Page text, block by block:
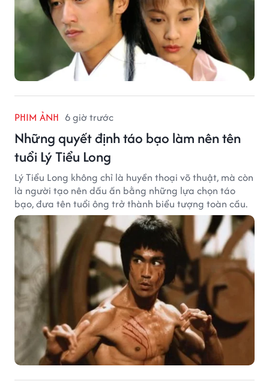
PHIM ẢNH 6 giờ trước
Những quyết định táo bạo làm nên tên
tuổi Lý Tiểu Long
Lý Tiểu Long không chỉ là huyền thoại võ thuật, mà còn
là người tạo nên dấu ấn bằng những lựa chọn táo
bạo, đưa tên tuổi ông trở thành biểu tượng toàn cầu.